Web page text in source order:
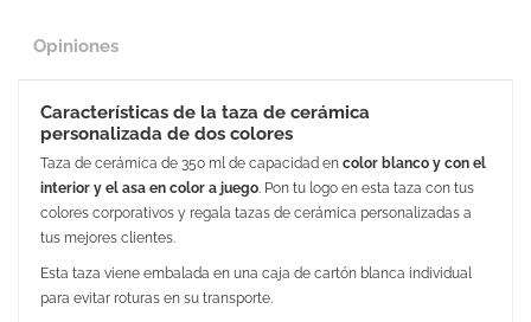
Opiniones
Características de la taza de cerámica
personalizada de dos colores
Taza de cerámica de 350 ml de capacidad en color blanco y con el
interior y el asa en color a juego. Pon tu logo en esta taza con tus
colores corporativos y regala tazas de cerámica personalizadas a
tus mejores clientes.
Esta taza viene embalada en una caja de cartón blanca individual
para evitar roturas en su transporte.